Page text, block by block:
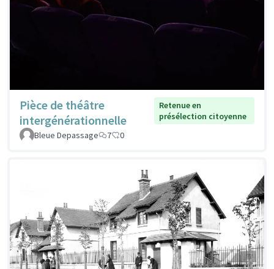
Pièce de théâtre
intergénérationnelle
Retenue en
présélection citoyenne
Bleue Depassage
7 0